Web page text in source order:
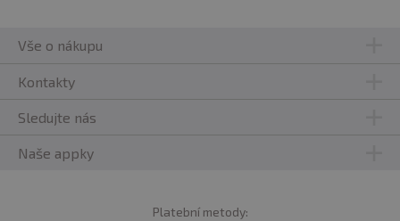
Vše o nákupu
Kontakty
Sledujte nás
Naše appky
Platební metody: